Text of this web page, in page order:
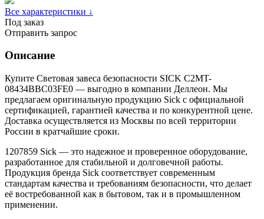
Все характеристики ↓
Под заказ
Отправить запрос
Описание
Купите Световая завеса безопасности SICK C2MT-
08434BBC03FE0 — выгодно в компании Деллеон. Мы
предлагаем оригинальную продукцию Sick с официальной
сертификацией, гарантией качества и по конкурентной цене.
Доставка осуществляется из Москвы по всей территории
России в кратчайшие сроки.
1207859 Sick — это надежное и проверенное оборудование,
разработанное для стабильной и долговечной работы.
Продукция бренда Sick соответствует современным
стандартам качества и требованиям безопасности, что делает
её востребованной как в бытовом, так и в промышленном
применении.